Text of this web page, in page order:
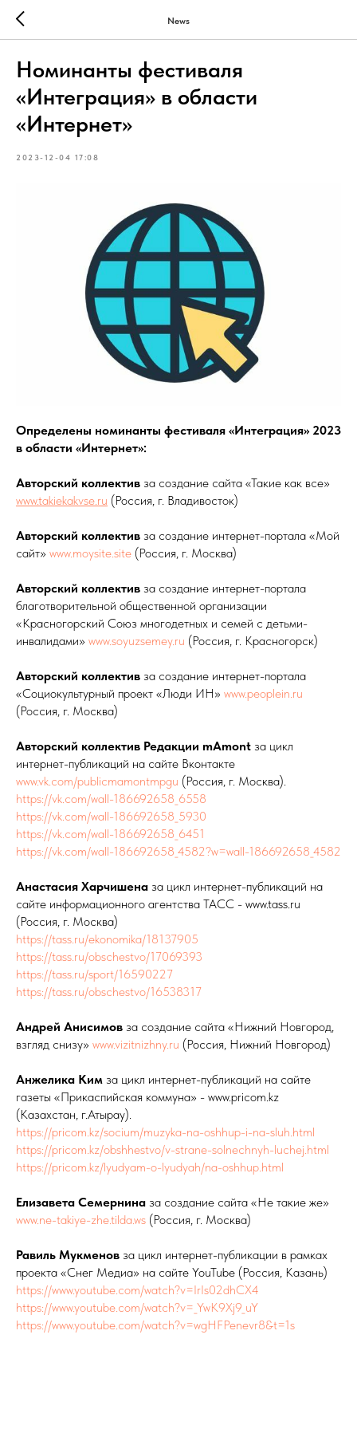
News
Номинанты фестиваля
«Интеграция» в области
«Интернет»
2023-12-04 17:08
Определены номинанты фестиваля «Интеграция» 2023
в области «Интернет»:
Авторский коллектив за создание сайта «Такие как все»
www.takiekakvse.ru (Россия, г. Владивосток)
Авторский коллектив за создание интернет-портала «Мой
сайт» www.moysite.site (Россия, г. Москва)
Авторский коллектив за создание интернет-портала
благотворительной общественной организации
«Красногорский Союз многодетных и семей с детьми-
инвалидами» www.soyuzsemey.ru (Россия, г. Красногорск)
Авторский коллектив за создание интернет-портала
«Социокультурный проект «Люди ИН» www.peoplein.ru
(Россия, г. Москва)
Авторский коллектив Редакции mAmont за цикл
интернет-публикаций на сайте Вконтакте
www.vk.com/publicmamontmpgu (Россия, г. Москва).
https://vk.com/wall-186692658_6558
https://vk.com/wall-186692658_5930
https://vk.com/wall-186692658_6451
https://vk.com/wall-186692658_4582?w=wall-186692658_4582
Анастасия Харчишена за цикл интернет-публикаций на
сайте информационного агентства ТАСС - www.tass.ru
(Россия, г. Москва)
https://tass.ru/ekonomika/18137905
https://tass.ru/obschestvo/17069393
https://tass.ru/sport/16590227
https://tass.ru/obschestvo/16538317
Андрей Анисимов за создание сайта «Нижний Новгород,
взгляд снизу» www.vizitnizhny.ru (Россия, Нижний Новгород)
Анжелика Ким за цикл интернет-публикаций на сайте
газеты «Прикаспийская коммуна» - www.pricom.kz
(Казахстан, г.Атырау).
https://pricom.kz/socium/muzyka-na-oshhup-i-na-sluh.html
https://pricom.kz/obshhestvo/v-strane-solnechnyh-luchej.html
https://pricom.kz/lyudyam-o-lyudyah/na-oshhup.html
Елизавета Семернина за создание сайта «Не такие же»
www.ne-takiye-zhe.tilda.ws (Россия, г. Москва)
Равиль Мукменов за цикл интернет-публикации в рамках
проекта «Снег Медиа» на сайте YouTube (Россия, Казань)
https://www.youtube.com/watch?v=IrIs02dhCX4
https://www.youtube.com/watch?v=_YwK9Xj9_uY
https://www.youtube.com/watch?v=wgHFPenevr8&t=1s